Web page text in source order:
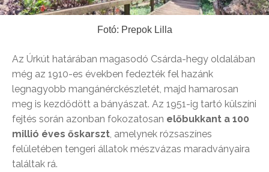
Fotó: Prepok Lilla
Az Úrkút határában magasodó Csárda-hegy oldalában
még az 1910-es években fedezték fel hazánk
legnagyobb mangánérckészletét, majd hamarosan
meg is kezdődött a bányászat. Az 1951-ig tartó külszíni
fejtés során azonban fokozatosan előbukkant a 100
millió éves őskarszt, amelynek rózsaszínes
felületében tengeri állatok mészvázas maradványaira
találtak rá.